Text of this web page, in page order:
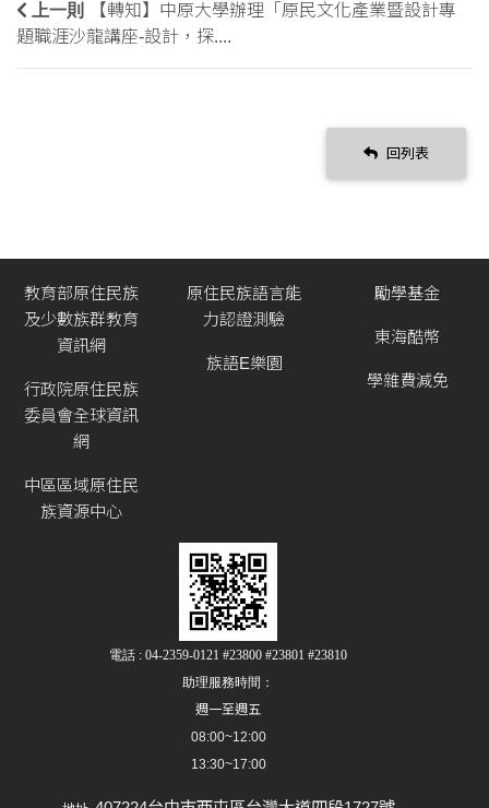
上一則
【轉知】中原大學辦理「原民文化產業暨設計專
題職涯沙龍講座-設計，探....
回列表
教育部原住民族
及少數族群教育
資訊網
行政院原住民族
委員會全球資訊
網
中區區域原住民
族資源中心
原住民族語言能
力認證測驗
族語E樂園
勵學基金
東海酷幣
學雜費減免
電話 : 04-2359-0121 #23800 #23801 #23810
助理服務時間：
週一至週五
08:00~12:00
13:30~17:00